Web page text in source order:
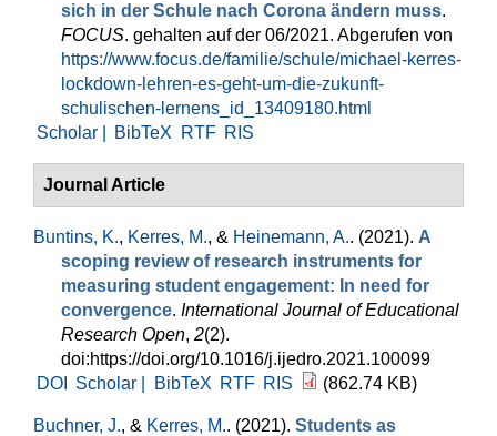
sich in der Schule nach Corona ändern muss.
FOCUS. gehalten auf der 06/2021. Abgerufen von
https://www.focus.de/familie/schule/michael-kerres-
lockdown-lehren-es-geht-um-die-zukunft-
schulischen-lernens_id_13409180.html
Scholar |
BibTeX RTF RIS
Journal Article
Buntins, K., Kerres, M., & Heinemann, A.. (2021). A
scoping review of research instruments for
measuring student engagement: In need for
convergence. International Journal of Educational
Research Open, 2(2).
doi:https://doi.org/10.1016/j.ijedro.2021.100099
DOI
Scholar | BibTeX RTF RIS (862.74 KB)
Buchner, J., & Kerres, M.. (2021). Students as